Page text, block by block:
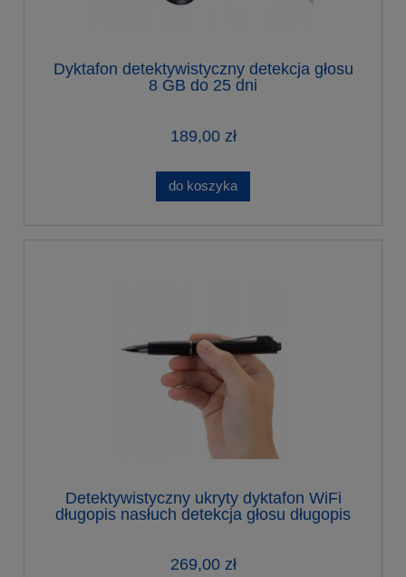
Dyktafon detektywistyczny detekcja głosu
8 GB do 25 dni
189,00 zł
do koszyka
Detektywistyczny ukryty dyktafon WiFi
długopis nasłuch detekcja głosu długopis
269,00 zł